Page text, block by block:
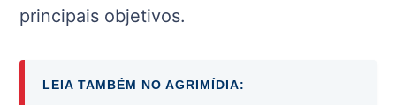
principais objetivos.
LEIA TAMBÉM NO AGRIMÍDIA: